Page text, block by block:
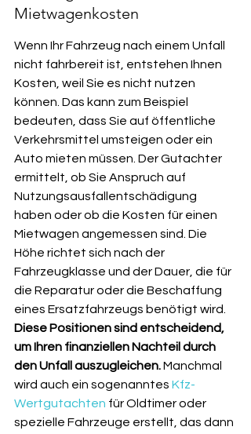
Mietwagenkosten
Wenn Ihr Fahrzeug nach einem Unfall
nicht fahrbereit ist, entstehen Ihnen
Kosten, weil Sie es nicht nutzen
können. Das kann zum Beispiel
bedeuten, dass Sie auf öffentliche
Verkehrsmittel umsteigen oder ein
Auto mieten müssen. Der Gutachter
ermittelt, ob Sie Anspruch auf
Nutzungsausfallentschädigung
haben oder ob die Kosten für einen
Mietwagen angemessen sind. Die
Höhe richtet sich nach der
Fahrzeugklasse und der Dauer, die für
die Reparatur oder die Beschaffung
eines Ersatzfahrzeugs benötigt wird.
Diese Positionen sind entscheidend,
um Ihren finanziellen Nachteil durch
den Unfall auszugleichen. Manchmal
wird auch ein sogenanntes Kfz-
Wertgutachten für Oldtimer oder
spezielle Fahrzeuge erstellt, das dann